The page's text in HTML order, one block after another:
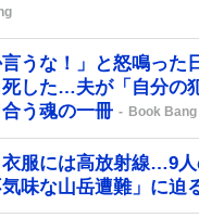
言うな！」と怒鳴った
した…夫が「自分の
う魂の一冊
Book Bang
服には高放射線…9
気味な山岳遭難」に迫